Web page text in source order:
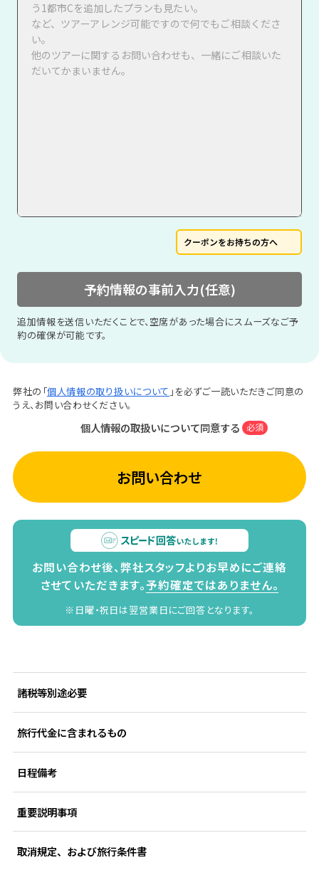
クーポンをお持ちの方へ
予約情報の事前入力(任意)
追加情報を送信いただくことで、空席があった場合にスムーズなご予
約の確保が可能です。
弊社の「個人情報の取り扱いについて 」を必ずご一読いただきご同意の
うえ、お問い合わせください。
個人情報の取扱いについて同意する 必須
お問い合わせ
お問い合わせ後、弊社スタッフよりお早めにご連絡
させていただきます。予約確定ではありません。
※日曜・祝日は翌営業日にご回答となります。
諸税等別途必要
旅行代金に含まれるもの
日程備考
重要説明事項
取消規定、および旅行条件書